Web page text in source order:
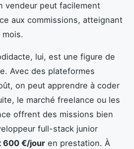
vendeur peut facilement
aux commissions, atteignant
mois.
lui, est une figure de
Avec des plateformes
on peut apprendre à coder
le marché freelance ou les
offrent des missions bien
full-stack junior
600 €/jour en prestation. À